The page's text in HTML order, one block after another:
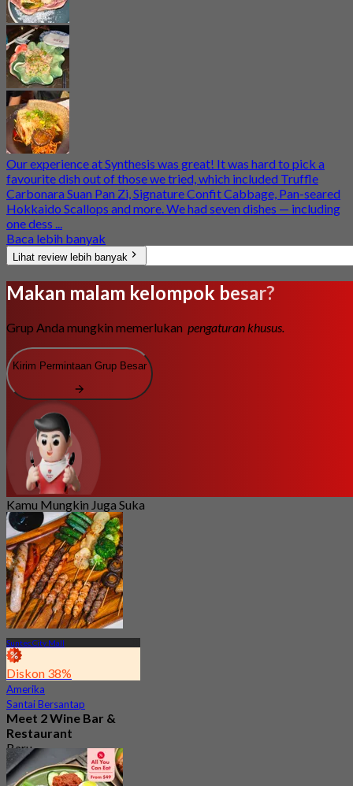
Our experience at Synthesis was great! It was hard to pick a
favourite dish out of those we tried, which included Truffle
Carbonara Suan Pan Zi, Signature Confit Cabbage, Pan-seared
Hokkaido Scallops and more. We had seven dishes — including
one dess ...
Baca lebih banyak
Lihat review lebih banyak
Makan malam kelompok besar?
Grup Anda mungkin memerlukan pengaturan khusus.
Kirim Permintaan Grup Besar
Kamu Mungkin Juga Suka
Suntec City Mall
Diskon 38%
Amerika
Santai Bersantap
Meet 2 Wine Bar &
Restaurant
Baru
4.7
DariS$ 46.33